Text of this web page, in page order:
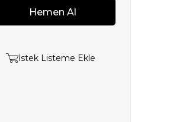
İstek Listeme Ekle